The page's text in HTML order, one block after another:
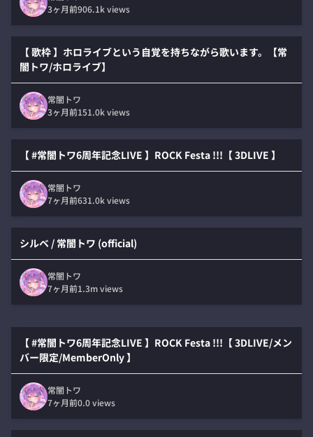
3ヶ月前906.1kviews
【 歌枠 】ホロライブという自覚を持ちながら歌います。【常
闇トワ/ホロライブ】
常闇トワ
3ヶ月前151.0kviews
【 #常闇トワ6周年記念LIVE 】ROCK Festa !!!【 3DLIVE 】
常闇トワ
7ヶ月前631.0kviews
シルベ / 常闇トワ (official)
常闇トワ
7ヶ月前1.3mviews
【 #常闇トワ6周年記念LIVE 】ROCK Festa !!!【 3DLIVE/メン
バー限定/MemberOnly 】
常闇トワ
7ヶ月前0.0views